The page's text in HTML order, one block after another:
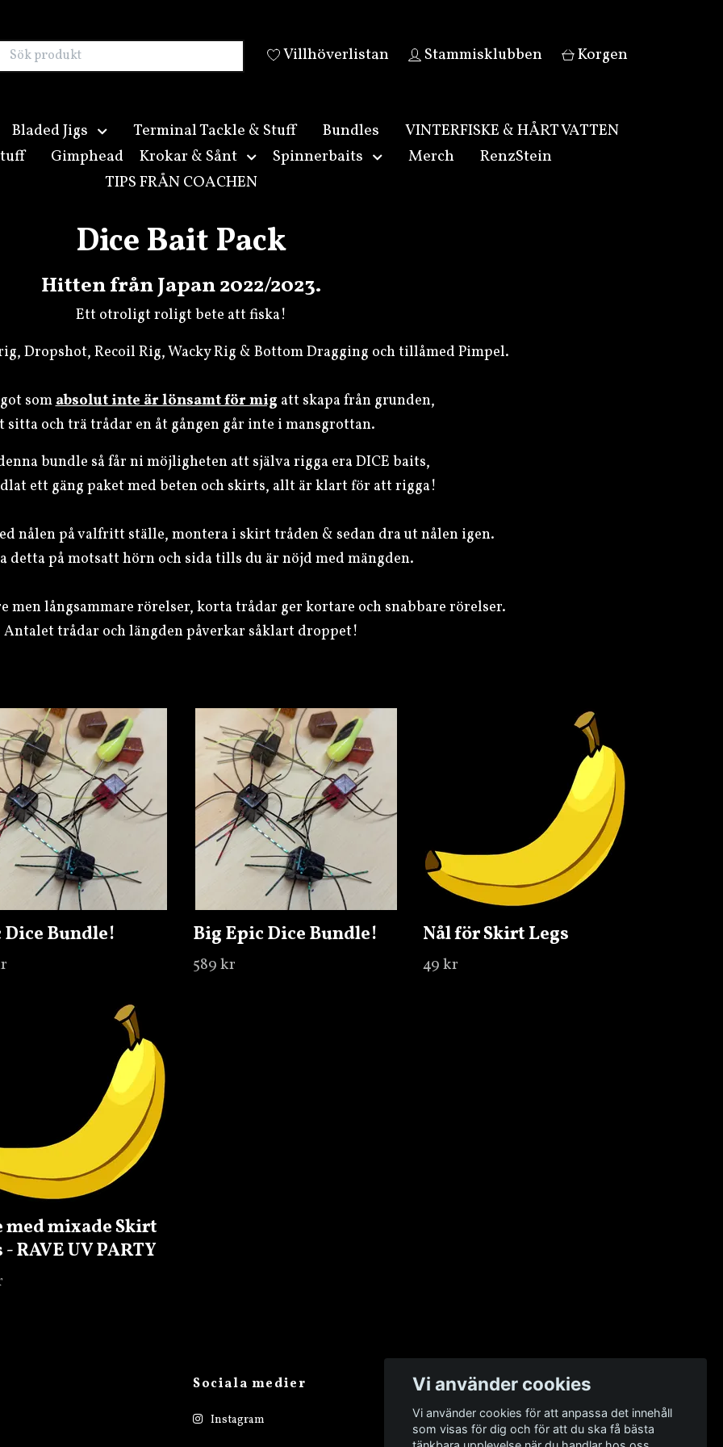
Villhöverlistan Stammisklubben Korgen
Bladed Jigs Terminal Tackle & Stuff Bundles
VINTERFISKE & HÅRT VATTEN
Gimphead Krokar & Sånt Spinnerbaits Merch
RenzStein
TIPS FRÅN COACHEN
Dice Bait Pack
Hitten från Japan 2022/2023.
Ett otroligt roligt bete att fiska!
Dropshot, Recoil Rig, Wacky Rig & Bottom Dragging och tillåmed Pimpel.
somabsolut inte är lönsamt för mig att skapa från grunden,
sitta och trä trådar en åt gången går inte i mansgrottan.
bundle så får ni möjligheten att själva rigga era DICE baits,
ett gäng paket med beten och skirts, allt är klart för att rigga!
nålen på valfritt ställe, montera i skirt tråden & sedan dra ut nålen igen.
detta på motsatt hörn och sida tills du är nöjd med mängden.
men långsammare rörelser, korta trådar ger kortare och snabbare rörelser.
Antalet trådar och längden påverkar såklart droppet!
Dice Bundle! Big Epic Dice Bundle!
589 kr
Nål för Skirt Legs
49 kr
med mixade Skirt
- RAVE UV PARTY
Sociala medier
Instagram
Vi använder cookies
Vi använder cookies för att anpassa det innehåll
som visas för dig och för att du ska få bästa